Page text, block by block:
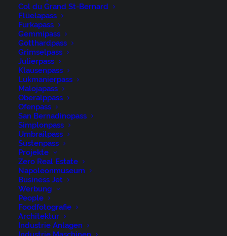
Col du Grand St-Bernard
Flüelapass
Furkapass
Gemmipass
Gotthardpass
Grimselpass
Julierpass
Klausenpass
Lukmanierpass
Malojapass
Oberalppass
Ofenpass
San Bernadinopass
Simplonpass
Umbrailpass
Sustenpass
Projekte
Zero Real Estate
Napoleonmuseum
Business Jet
Werbung
People
Foodfotografie
Architektur
Industrie Anlagen
Alpen, Alpenpass, Graubünden,
Oberalppass, Orte, Rueras, Schweiz, Sedrun,
Suisse, Surselva, Switzerland
by niederer@artwiese.ch
René Niederer Fotografie
Nürigstrasse 4
CH 9107 Urnäsch
Switzerland
Phone: +41 79 262 46 52